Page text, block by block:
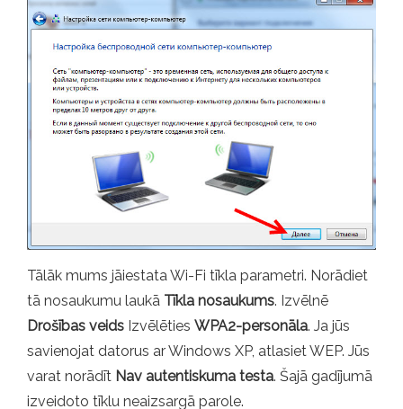
Tālāk mums jāiestata Wi-Fi tīkla parametri. Norādiet
tā nosaukumu laukā Tīkla nosaukums. Izvēlnē
Drošības veids Izvēlēties WPA2-personāla. Ja jūs
savienojat datorus ar Windows XP, atlasiet WEP. Jūs
varat norādīt Nav autentiskuma testa. Šajā gadījumā
izveidoto tīklu neaizsargā parole.